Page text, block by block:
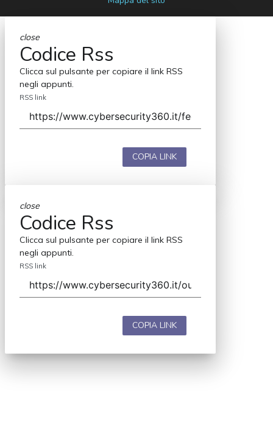
close
Codice Rss
Clicca sul pulsante per copiare il link RSS
negli appunti.
RSS link
COPIA LINK
close
Codice Rss
Clicca sul pulsante per copiare il link RSS
negli appunti.
RSS link
COPIA LINK